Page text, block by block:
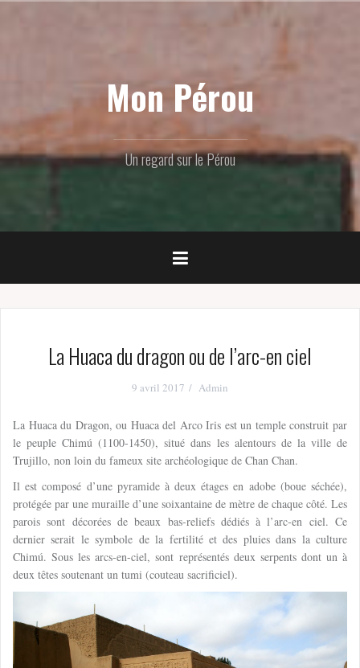
Mon Pérou
Un regard sur le Pérou
La Huaca du dragon ou de l’arc-en ciel
9 avril 2017 Admin
La Huaca du Dragon, ou Huaca del Arco Iris est un temple construit par
le peuple Chimú (1100-1450), situé dans les alentours de la ville de
Trujillo, non loin du fameux site archéologique de Chan Chan.
Il est composé d’une pyramide à deux étages en adobe (boue séchée),
protégée par une muraille d’une soixantaine de mètre de chaque côté. Les
parois sont décorées de beaux bas-reliefs dédiés à l’arc-en ciel. Ce
dernier serait le symbole de la fertilité et des pluies dans la culture
Chimú. Sous les arcs-en-ciel, sont représentés deux serpents dont un à
deux têtes soutenant un tumi (couteau sacrificiel).